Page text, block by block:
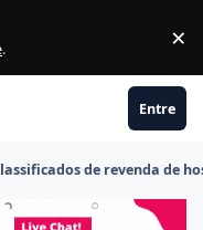
. ×
Entre
de revenda de